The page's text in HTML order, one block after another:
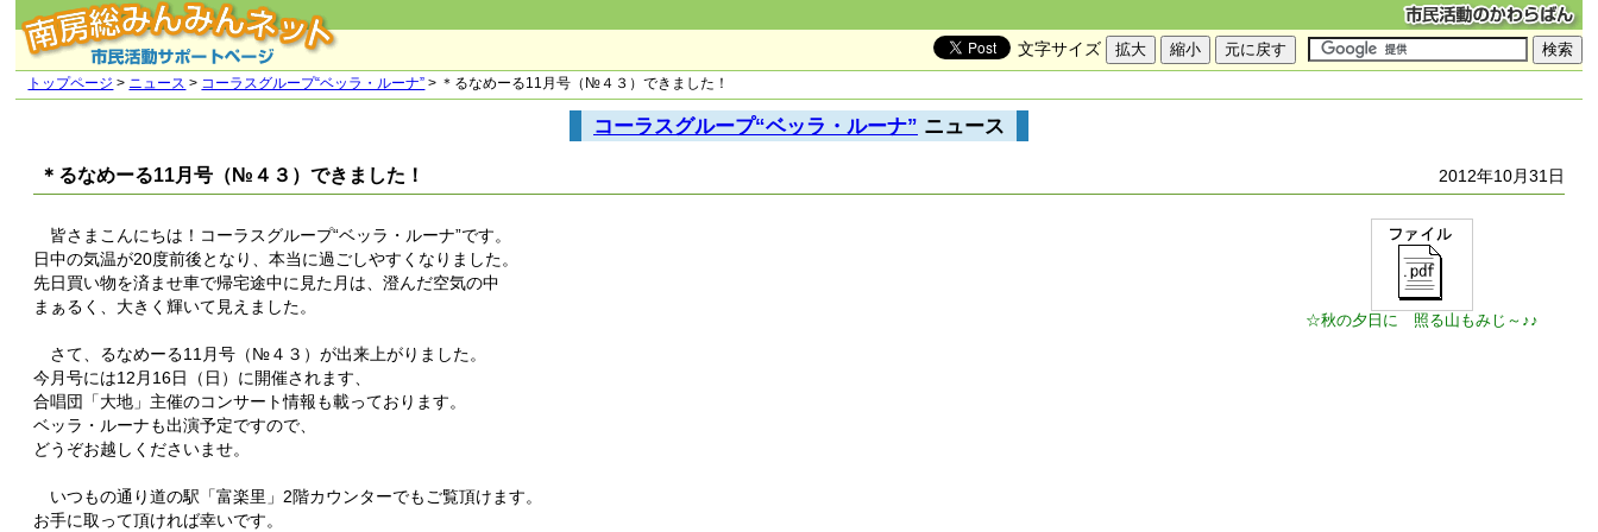
文字サイズ
トップページ > ニュース > コーラスグループ“ベッラ・ルーナ” > ＊るなめーる11月号（№４３）できました！
コーラスグループ“ベッラ・ルーナ” ニュース
2012年10月31日
＊るなめーる11月号（№４３）できました！
☆秋の夕日に 照る山もみじ～♪♪
皆さまこんにちは！コーラスグループ“ベッラ・ルーナ”です。
日中の気温が20度前後となり、本当に過ごしやすくなりました。
先日買い物を済ませ車で帰宅途中に見た月は、澄んだ空気の中
まぁるく、大きく輝いて見えました。
さて、るなめーる11月号（№４３）が出来上がりました。
今月号には12月16日（日）に開催されます、
合唱団「大地」主催のコンサート情報も載っております。
ベッラ・ルーナも出演予定ですので、
どうぞお越しくださいませ。
いつもの通り道の駅「富楽里」2階カウンターでもご覧頂けます。
お手に取って頂ければ幸いです。